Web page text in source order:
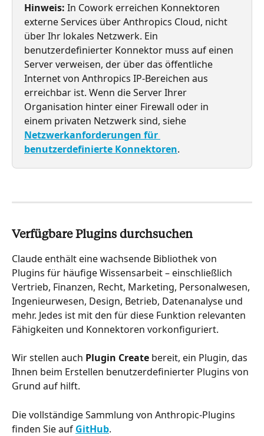
Hinweis: In Cowork erreichen Konnektoren
externe Services über Anthropics Cloud, nicht
über Ihr lokales Netzwerk. Ein
benutzerdefinierter Konnektor muss auf einen
Server verweisen, der über das öffentliche
Internet von Anthropics IP-Bereichen aus
erreichbar ist. Wenn die Server Ihrer
Organisation hinter einer Firewall oder in
einem privaten Netzwerk sind, siehe
Netzwerkanforderungen für
benutzerdefinierte Konnektoren.
Verfügbare Plugins durchsuchen
Claude enthält eine wachsende Bibliothek von
Plugins für häufige Wissensarbeit – einschließlich
Vertrieb, Finanzen, Recht, Marketing, Personalwesen,
Ingenieurwesen, Design, Betrieb, Datenanalyse und
mehr. Jedes ist mit den für diese Funktion relevanten
Fähigkeiten und Konnektoren vorkonfiguriert.
Wir stellen auch Plugin Create bereit, ein Plugin, das
Ihnen beim Erstellen benutzerdefinierter Plugins von
Grund auf hilft.
Die vollständige Sammlung von Anthropic-Plugins
finden Sie auf GitHub.